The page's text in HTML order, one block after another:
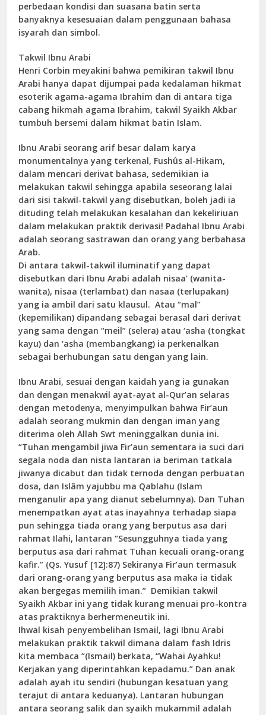
perbedaan kondisi dan suasana batin serta
banyaknya kesesuaian dalam penggunaan bahasa
isyarah dan simbol.
Takwil Ibnu Arabi
Henri Corbin meyakini bahwa pemikiran takwil Ibnu
Arabi hanya dapat dijumpai pada kedalaman hikmat
esoterik agama-agama Ibrahim dan di antara tiga
cabang hikmah agama Ibrahim, takwil Syaikh Akbar
tumbuh bersemi dalam hikmat batin Islam.
Ibnu Arabi seorang arif besar dalam karya
monumentalnya yang terkenal, Fushûs al-Hikam,
dalam mencari derivat bahasa, sedemikian ia
melakukan takwil sehingga apabila seseorang lalai
dari sisi takwil-takwil yang disebutkan, boleh jadi ia
dituding telah melakukan kesalahan dan kekeliriuan
dalam melakukan praktik derivasi! Padahal Ibnu Arabi
adalah seorang sastrawan dan orang yang berbahasa
Arab.
Di antara takwil-takwil iluminatif yang dapat
disebutkan dari Ibnu Arabi adalah nisaa’ (wanita-
wanita), nisaa (terlambat) dan nasaa (terlupakan)
yang ia ambil dari satu klausul. Atau “mal”
(kepemilikan) dipandang sebagai berasal dari derivat
yang sama dengan “meil” (selera) atau ‘asha (tongkat
kayu) dan ‘asha (membangkang) ia perkenalkan
sebagai berhubungan satu dengan yang lain.
Ibnu Arabi, sesuai dengan kaidah yang ia gunakan
dan dengan menakwil ayat-ayat al-Qur’an selaras
dengan metodenya, menyimpulkan bahwa Fir’aun
adalah seorang mukmin dan dengan iman yang
diterima oleh Allah Swt meninggalkan dunia ini.
“Tuhan mengambil jiwa Fir’aun sementara ia suci dari
segala noda dan nista lantaran ia beriman tatkala
jiwanya dicabut dan tidak ternoda dengan perbuatan
dosa, dan Islâm yajubbu ma Qablahu (Islam
menganulir apa yang dianut sebelumnya). Dan Tuhan
menempatkan ayat atas inayahnya terhadap siapa
pun sehingga tiada orang yang berputus asa dari
rahmat Ilahi, lantaran “Sesungguhnya tiada yang
berputus asa dari rahmat Tuhan kecuali orang-orang
kafir.” (Qs. Yusuf [12]:87) Sekiranya Fir’aun termasuk
dari orang-orang yang berputus asa maka ia tidak
akan bergegas memilih iman.” Demikian takwil
Syaikh Akbar ini yang tidak kurang menuai pro-kontra
atas praktiknya berhermeneutik ini.
Ihwal kisah penyembelihan Ismail, lagi Ibnu Arabi
melakukan praktik takwil dimana dalam fash Idris
kita membaca “(Ismail) berkata, “Wahai Ayahku!
Kerjakan yang diperintahkan kepadamu.” Dan anak
adalah ayah itu sendiri (hubungan kesatuan yang
terajut di antara keduanya). Lantaran hubungan
antara seorang salik dan syaikh mukammil adalah